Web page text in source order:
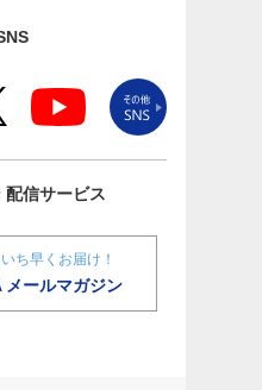
配信サービス
ち早くお届け！
メールマガジン